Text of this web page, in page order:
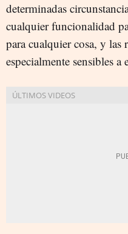
determinadas
cualquier funcionalidad
para cualquier cosa, y las
especialmente sensibles a